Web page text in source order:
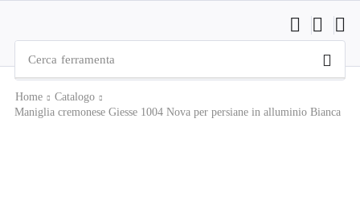
Cerca ferramenta
Home
Catalogo
Maniglia cremonese Giesse 1004 Nova per persiane in alluminio Bianca